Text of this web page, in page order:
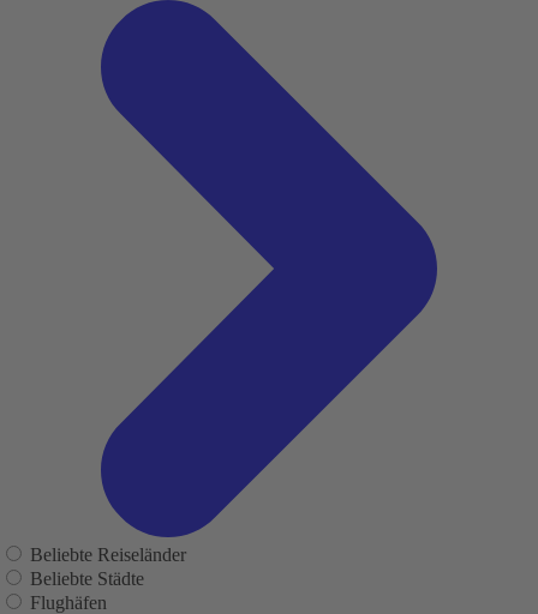
Beliebte Reiseländer
Beliebte Städte
Flughäfen